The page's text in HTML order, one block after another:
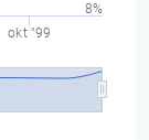
okt "99
8%